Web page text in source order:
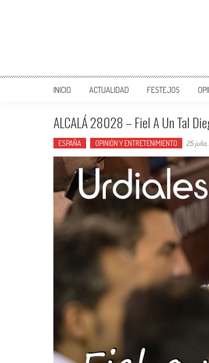
INICIO ACTUALIDAD FESTEJOS
ALCALÁ 28028 – Fiel A Un Tal
ESPAÑA OPINIÓN Y ENTRETENIMIENTO 25